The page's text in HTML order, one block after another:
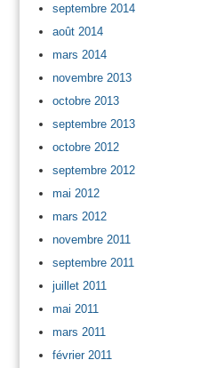
septembre 2014
août 2014
mars 2014
novembre 2013
octobre 2013
septembre 2013
octobre 2012
septembre 2012
mai 2012
mars 2012
novembre 2011
septembre 2011
juillet 2011
mai 2011
mars 2011
février 2011